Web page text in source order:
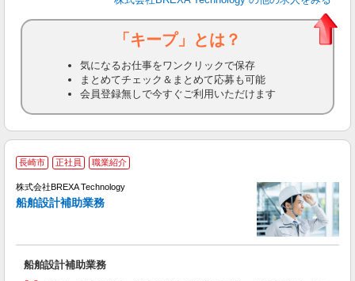
「キープ」とは？
気になるお仕事をワンクリックで保存
まとめてチェック＆まとめて応募も可能
会員登録無しで今すぐご利用いただけます
長崎市 正社員 職業紹介
株式会社BREXA Technology
船舶設計補助業務
船舶設計補助業務